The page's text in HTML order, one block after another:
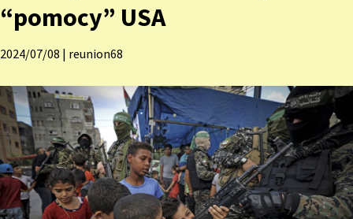
“pomocy” USA
2024/07/08 | reunion68